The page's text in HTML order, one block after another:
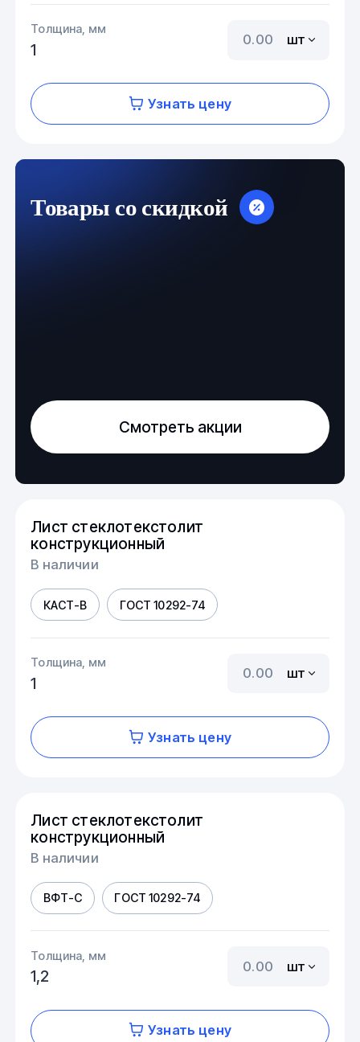
Толщина, мм
1
шт
Узнать цену
Товары со скидкой
Смотреть акции
Лист стеклотекстолит
конструкционный
В наличии
КАСТ-В ГОСТ 10292-74
Толщина, мм
1
шт
Узнать цену
Лист стеклотекстолит
конструкционный
В наличии
ВФТ-С ГОСТ 10292-74
Толщина, мм
1,2
шт
Узнать цену